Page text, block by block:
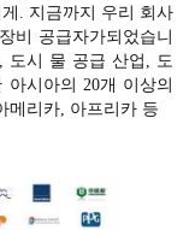
. 지금까지 우리 회사
비 공급자가되었습니
도시 물 공급 산업, 도
시아의 20개 이상의
메리카, 아프리카 등